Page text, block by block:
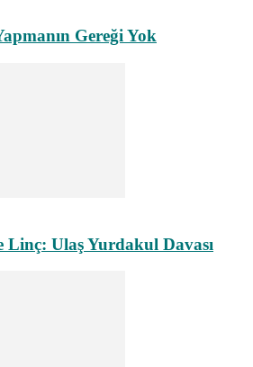
Gereği Yok
Linç: Ulaş Yurdakul Davası